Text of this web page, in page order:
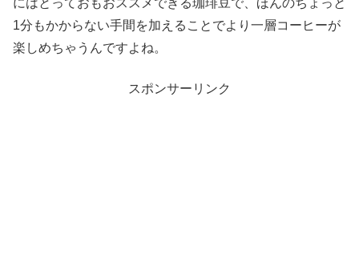
にはとっておもおススメできる珈琲豆で、ほんのちょっと
1分もかからない手間を加えることでより一層コーヒーが
楽しめちゃうんですよね。
スポンサーリンク